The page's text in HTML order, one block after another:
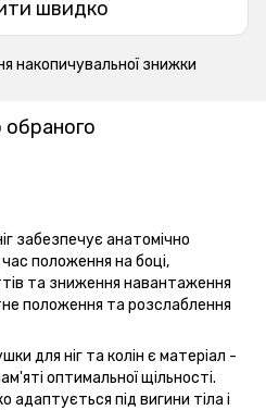
швидко
накопичувальної знижки
обраного
забезпечує анатомічно
час положення на боці,
та зниження навантаження
положення та розслаблення
для ніг та колін є матеріал -
оптимальної щільності.
під вигини тіла і